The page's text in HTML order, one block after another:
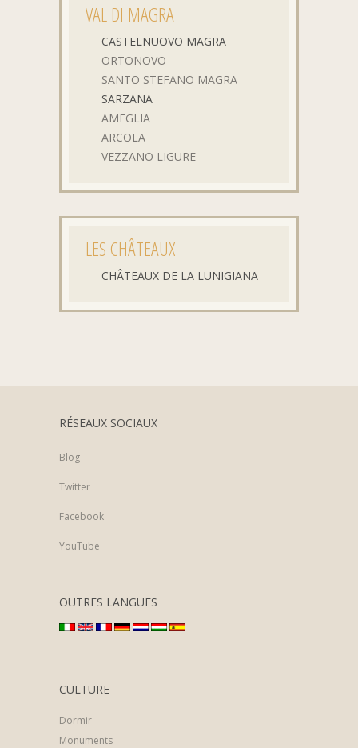
VAL DI MAGRA
CASTELNUOVO MAGRA
ORTONOVO
SANTO STEFANO MAGRA
SARZANA
AMEGLIA
ARCOLA
VEZZANO LIGURE
LES CHÂTEAUX
CHÂTEAUX DE LA LUNIGIANA
RÉSEAUX SOCIAUX
Blog
Twitter
Facebook
YouTube
OUTRES LANGUES
CULTURE
Dormir
Monuments